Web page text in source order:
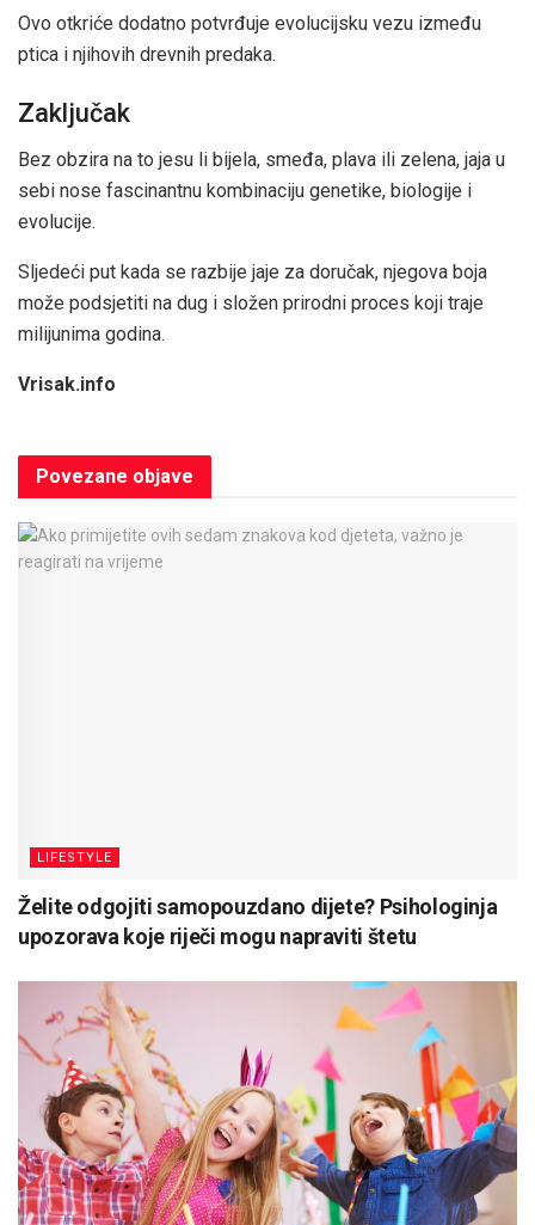
Ovo otkriće dodatno potvrđuje evolucijsku vezu između
ptica i njihovih drevnih predaka.
Zaključak
Bez obzira na to jesu li bijela, smeđa, plava ili zelena, jaja u
sebi nose fascinantnu kombinaciju genetike, biologije i
evolucije.
Sljedeći put kada se razbije jaje za doručak, njegova boja
može podsjetiti na dug i složen prirodni proces koji traje
milijunima godina.
Vrisak.info
Povezane objave
LIFESTYLE
Želite odgojiti samopouzdano dijete? Psihologinja
upozorava koje riječi mogu napraviti štetu